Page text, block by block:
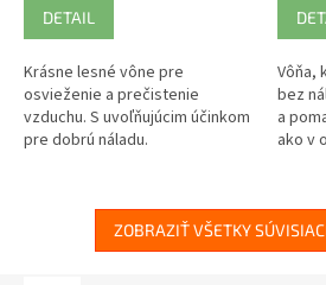
DETAIL
Krásne lesné vône pre
osvieženie a prečistenie
vzduchu. S uvoľňujúcim účinkom
pre dobrú náladu.
Vôňa,
bez
a
ako v
ZOBRAZIŤ VŠETKY